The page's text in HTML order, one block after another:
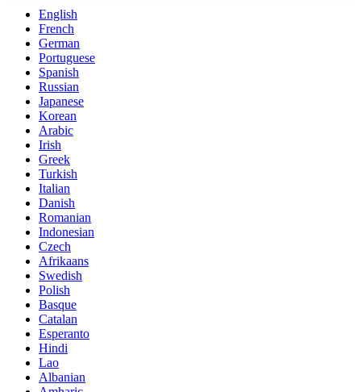
English
French
German
Portuguese
Spanish
Russian
Japanese
Korean
Arabic
Irish
Greek
Turkish
Italian
Danish
Romanian
Indonesian
Czech
Afrikaans
Swedish
Polish
Basque
Catalan
Esperanto
Hindi
Lao
Albanian